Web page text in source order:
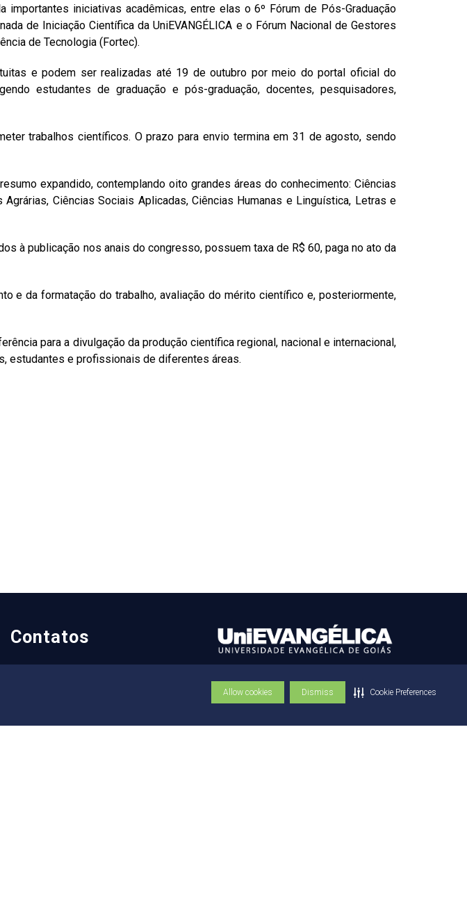
Allow cookies Dismiss Cookie Preferences
importantes iniciativas acadêmicas, entre elas o 6º Fórum de Pós-Graduação
de Iniciação Científica da UniEVANGÉLICA e o Fórum Nacional de Gestores
de Tecnologia (Fortec).
e podem ser realizadas até 19 de outubro por meio do portal oficial do
estudantes de graduação e pós-graduação, docentes, pesquisadores,
trabalhos científicos. O prazo para envio termina em 31 de agosto, sendo
expandido, contemplando oito grandes áreas do conhecimento: Ciências
Ciências Sociais Aplicadas, Ciências Humanas e Linguística, Letras e
à publicação nos anais do congresso, possuem taxa de R$ 60, paga no ato da
e da formatação do trabalho, avaliação do mérito científico e, posteriormente,
para a divulgação da produção científica regional, nacional e internacional,
estudantes e profissionais de diferentes áreas.
Contatos
Fale com o Reitor
Av. Universitária Km 3,5
Cidade Universitária - Anápolis/GO